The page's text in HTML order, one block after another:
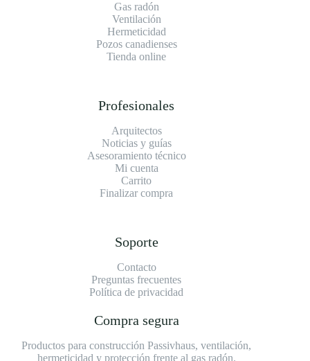
Gas radón
Ventilación
Hermeticidad
Pozos canadienses
Tienda online
Profesionales
Arquitectos
Noticias y guías
Asesoramiento técnico
Mi cuenta
Carrito
Finalizar compra
Soporte
Contacto
Preguntas frecuentes
Política de privacidad
Compra segura
Productos para construcción Passivhaus, ventilación,
hermeticidad y protección frente al gas radón.